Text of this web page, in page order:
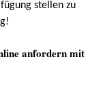
stellen zu
anfordern mit